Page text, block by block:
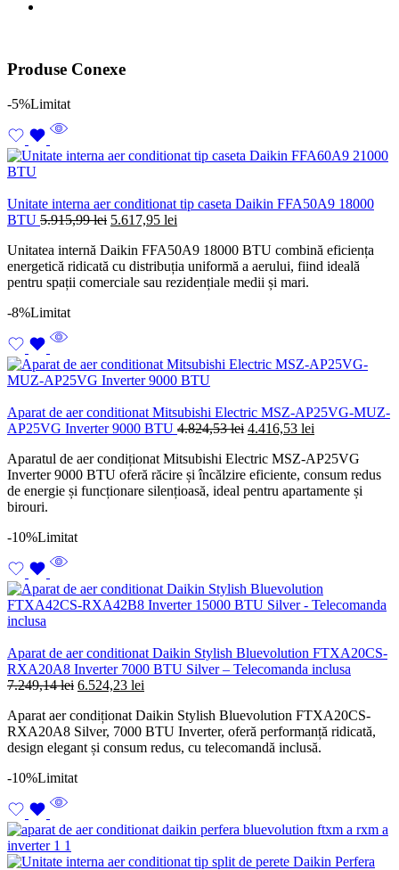
Produse Conexe
-5%Limitat
Unitate interna aer conditionat tip caseta Daikin FFA50A9 18000
BTU 5.915,99lei Prețul
a
fost:
5.915,99 lei.
5.617,95 lei
este:
5.617,95 lei.
Unitatea internă Daikin FFA50A9 18000 BTU combină eficiența
energetică ridicată cu distribuția uniformă a aerului, fiind ideală
pentru spații comerciale sau rezidențiale medii și mari.
-8%Limitat
Aparat de aer conditionat Mitsubishi Electric MSZ-AP25VG-MUZ-
AP25VG Inverter 9000 BTU 4.824,53lei Prețul
a
fost:
4.824,53 lei.
4.416,53 lei
este:
4.416,53 lei.
Aparatul de aer condiționat Mitsubishi Electric MSZ-AP25VG
Inverter 9000 BTU oferă răcire și încălzire eficiente, consum redus
de energie și funcționare silențioasă, ideal pentru apartamente și
birouri.
-10%Limitat
Aparat de aer conditionat Daikin Stylish Bluevolution FTXA20CS-
RXA20A8 Inverter 7000 BTU Silver – Telecomanda inclusa
7.249,14lei Prețul
a
fost:
7.249,14 lei.
6.524,23 lei
este:
6.524,23 lei.
Aparat aer condiționat Daikin Stylish Bluevolution FTXA20CS-
RXA20A8 Silver, 7000 BTU Inverter, oferă performanță ridicată,
design elegant și consum redus, cu telecomandă inclusă.
-10%Limitat